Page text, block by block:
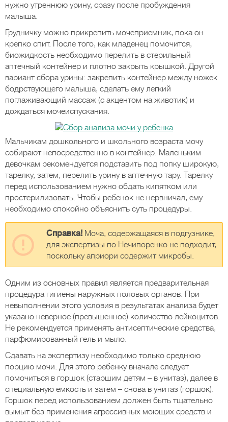
нужно утреннюю урину, сразу после пробуждения
малыша.
Грудничку можно прикрепить мочеприемник, пока он
крепко спит. После того, как младенец помочится,
биожидкость необходимо перелить в стерильный
аптечный контейнер и плотно закрыть крышкой. Другой
вариант сбора урины: закрепить контейнер между ножек
бодрствующего малыша, сделать ему легкий
поглаживающий массаж (с акцентом на животик) и
дождаться мочеиспускания.
Мальчикам дошкольного и школьного возраста мочу
собирают непосредственно в контейнер. Маленьким
девочкам рекомендуется подставить под попку широкую,
тарелку, затем, перелить урину в аптечную тару. Тарелку
перед использованием нужно обдать кипятком или
простерилизовать. Чтобы ребенок не нервничал, ему
необходимо спокойно объяснить суть процедуры.
Справка! Моча, содержащаяся в подгузнике,
для экспертизы по Нечипоренко не подходит,
поскольку априори содержит микробы.
Одним из основных правил является предварительная
процедура гигиены наружных половых органов. При
невыполнении этого условия в результатах анализа будет
указано неверное (превышенное) количество лейкоцитов.
Не рекомендуется применять антисептические средства,
парфюмированный гель и мыло.
Сдавать на экспертизу необходимо только среднюю
порцию мочи. Для этого ребенку вначале следует
помочиться в горшок (старшим детям – в унитаз), далее в
специальную емкость и затем – снова в унитаз (горшок).
Горшок перед использованием должен быть тщательно
вымыт без применения агрессивных моющих средств и